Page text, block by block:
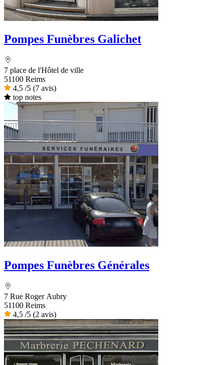
Pompes Funèbres Galichet
7 place de l'Hôtel de ville
51100 Reims
4,5 /5 (7 avis)
top notes
Pompes Funèbres Générales
7 Rue Roger Aubry
51100 Reims
4,5 /5 (2 avis)